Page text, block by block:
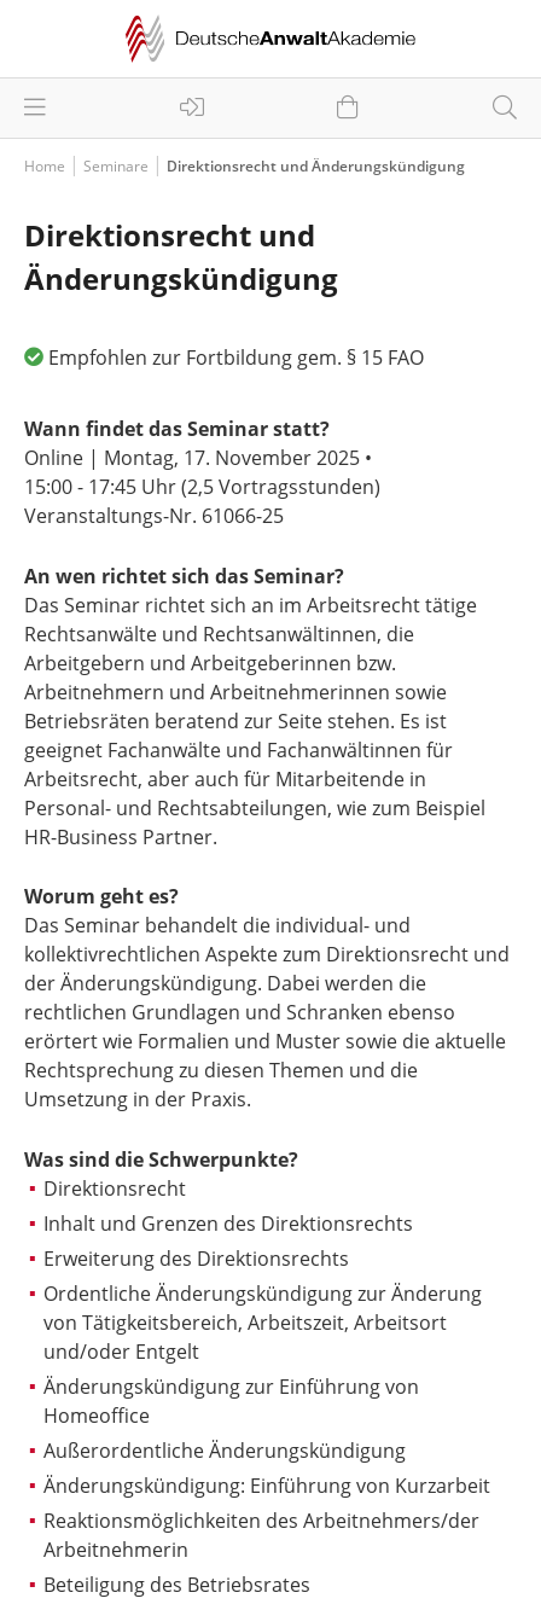
Home Seminare Direktionsrecht und Änderungskündigung
Direktionsrecht und
Änderungskündigung
Empfohlen zur Fortbildung gem. § 15 FAO
Wann findet das Seminar statt?
Online | Montag, 17. November 2025 •
15:00 - 17:45 Uhr(2,5 Vortragsstunden)
Veranstaltungs-Nr. 61066-25
An wen richtet sich das Seminar?
Das Seminar richtet sich an im Arbeitsrecht tätige
Rechtsanwälte und Rechtsanwältinnen, die
Arbeitgebern und Arbeitgeberinnen bzw.
Arbeitnehmern und Arbeitnehmerinnen sowie
Betriebsräten beratend zur Seite stehen. Es ist
geeignet Fachanwälte und Fachanwältinnen für
Arbeitsrecht, aber auch für Mitarbeitende in
Personal- und Rechtsabteilungen, wie zum Beispiel
HR-Business Partner.
Worum geht es?
Das Seminar behandelt die individual- und
kollektivrechtlichen Aspekte zum Direktionsrecht und
der Änderungskündigung. Dabei werden die
rechtlichen Grundlagen und Schranken ebenso
erörtert wie Formalien und Muster sowie die aktuelle
Rechtsprechung zu diesen Themen und die
Umsetzung in der Praxis.
Was sind die Schwerpunkte?
Direktionsrecht
Inhalt und Grenzen des Direktionsrechts
Erweiterung des Direktionsrechts
Ordentliche Änderungskündigung zur Änderung
von Tätigkeitsbereich, Arbeitszeit, Arbeitsort
und/oder Entgelt
Änderungskündigung zur Einführung von
Homeoffice
Außerordentliche Änderungskündigung
Änderungskündigung: Einführung von Kurzarbeit
Reaktionsmöglichkeiten des Arbeitnehmers/der
Arbeitnehmerin
Beteiligung des Betriebsrates